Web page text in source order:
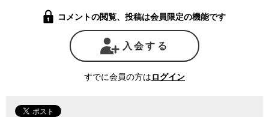
議でその内容が議論されている。施行令と運用基準には行政文書を
秘密に指定する際の基準やその解除の基準などが含まれる予定。
ハルペリン氏の講演をもとに、日本の秘密保護法と米大統領令
13526の違いと、現在政府の有識者会議で行われている施行令や運用
基準作りの課題を、ジャーナリストの神保哲生と社会学者の宮台真
コメントの閲覧、投稿は会員限定の機能です
入会する
すでに会員の方は ログイン